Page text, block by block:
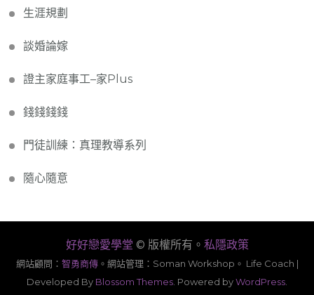
生涯規劃
談婚論嫁
證主家庭事工–家Plus
錢錢錢錢
門徒訓練：真理教導系列
隨心隨意
好好戀愛學堂 © 版權所有。 私隱政策
網站顧問： 智勇商傳。 網站管理：Soman Workshop。 Life Coach |
Developed By Blossom Themes . Powered byWordPress